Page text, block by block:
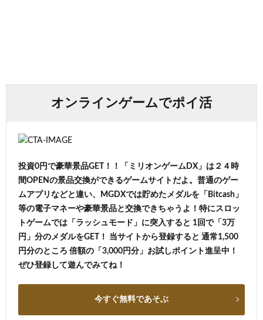
オンラインゲームでポイ活
投資0円で豪華景品GET！！「ミリオンゲームDX」は２４時
間OPENの景品交換ができるゲームサイトだよ。普通のゲー
ムアプリなどと違い、MGDXでは貯めたメダルを「Bitcash」
等の電子マネーや豪華景品と交換できちゃうよ！特にスロッ
トゲームでは「ラッシュモード」に突入すると 1回で「3万
円」分のメダルをGET！ 当サイトから登録すると 通常1,500
円分のところ 倍額の「3,000円分」お試しポイント進呈中！
ぜひ登録して遊んでみてね！
今すぐ無料であそぶ